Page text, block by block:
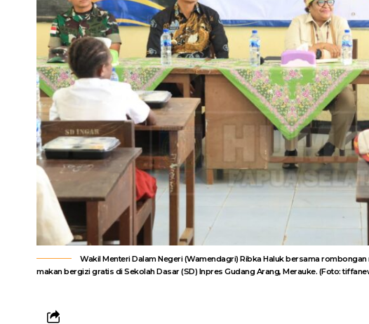
Wakil Menteri Dalam Negeri (Wamendagri) Ribka Haluk bersama
makan bergizi gratis di Sekolah Dasar (SD) Inpres Gudang Arang, Merauke. (Foto: